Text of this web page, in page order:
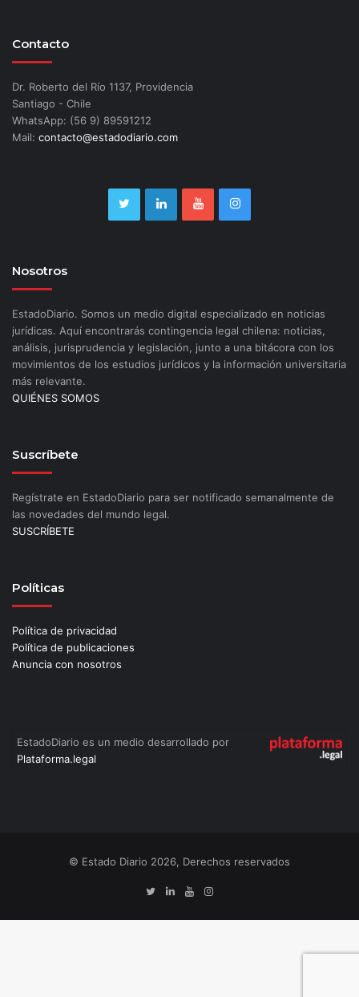
Contacto
Dr. Roberto del Río 1137, Providencia
Santiago - Chile
WhatsApp: (56 9) 89591212
Mail: contacto@estadodiario.com
Nosotros
EstadoDiario. Somos un medio digital especializado en noticias
jurídicas. Aquí encontrarás contingencia legal chilena: noticias,
análisis, jurisprudencia y legislación, junto a una bitácora con los
movimientos de los estudios jurídicos y la información universitaria
más relevante.
QUIÉNES SOMOS
Suscríbete
Regístrate en EstadoDiario para ser notificado semanalmente de
las novedades del mundo legal.
SUSCRÍBETE
Políticas
Política de privacidad
Política de publicaciones
Anuncia con nosotros
EstadoDiario es un medio desarrollado por
Plataforma.legal
© Estado Diario 2026, Derechos reservados